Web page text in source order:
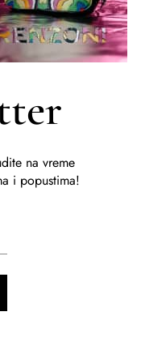
na vreme
i popustima!